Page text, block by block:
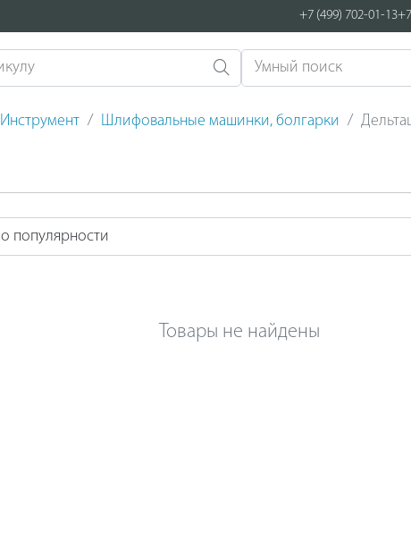
+7 (499) 702-01-13
Инструмент Шлифовальные машинки, болгарки
Товары не найдены